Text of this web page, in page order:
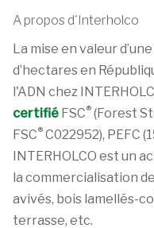
A propos d'Interholco
La mise en valeur
d’hectares en
l'ADN chez
certifié FSC® (Forest
FSC® C022952), PEFC
INTERHOLCO est un
la commercialisation
avivés, bois lamellés-
terrasse, etc.